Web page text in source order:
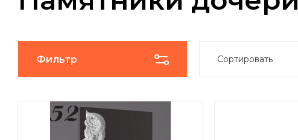
Фильтр Сортировать